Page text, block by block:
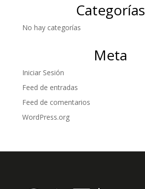
Categorías
No hay categorías
Meta
Iniciar Sesión
Feed de entradas
Feed de comentarios
WordPress.org